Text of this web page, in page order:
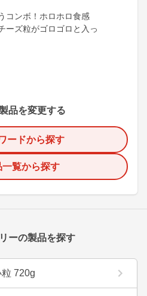
コンボ！ホロホロ食感
ーズ粒がゴロゴロと入っ
品を変更する
ードから探す
一覧から探す
ーの製品を探す
720g